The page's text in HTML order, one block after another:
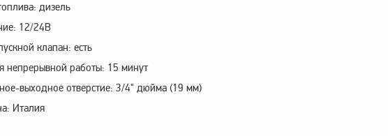
дизель
12/24В
клапан: есть
непрерывной работы: 15 минут
выходное отверстие: 3/4" дюйма (19 мм)
Италия